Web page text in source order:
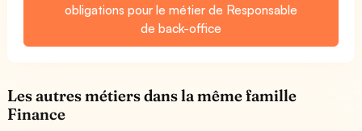
obligations pour le métier de Responsable
de back-office
Les autres métiers dans la même famille
Finance